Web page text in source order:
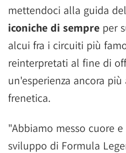
mettendoci alla guida
iconiche di sempre per
alcui fra i circuiti più
reinterpretati al fine di
un'esperienza ancora
frenetica.
"Abbiamo messo cuore
sviluppo di Formula